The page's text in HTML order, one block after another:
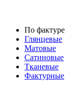
По фактуре
Глянцевые
Матовые
Сатиновые
Тканевые
Фактурные